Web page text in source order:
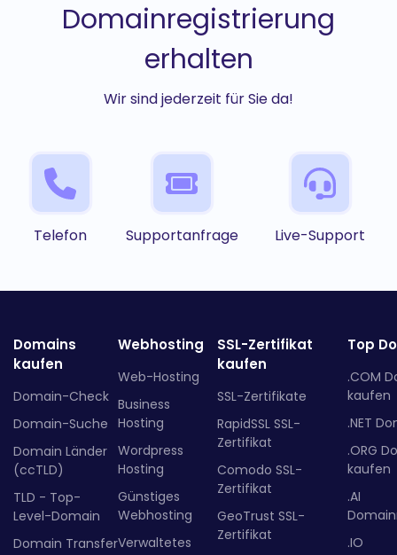
Domainregistrierung
erhalten
Wir sind jederzeit für Sie da!
Telefon Supportanfrage Live-Support
Domains
kaufen
Domain-Check
Domain-Suche
Domain Länder
(ccTLD)
TLD - Top-
Level-Domain
Domain Transfer
Webhosting
Web-Hosting
Business
Hosting
Wordpress
Hosting
Günstiges
Webhosting
Verwaltetes
SSL-Zertifikat
kaufen
SSL-Zertifikate
RapidSSL SSL-
Zertifikat
Comodo SSL-
Zertifikat
GeoTrust SSL-
Zertifikat
Top
.COM
kaufen
.NET
.ORG
kaufen
.AI
.IO